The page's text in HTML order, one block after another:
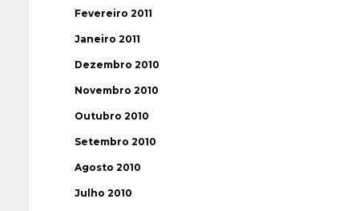
Fevereiro 2011
Janeiro 2011
Dezembro 2010
Novembro 2010
Outubro 2010
Setembro 2010
Agosto 2010
Julho 2010